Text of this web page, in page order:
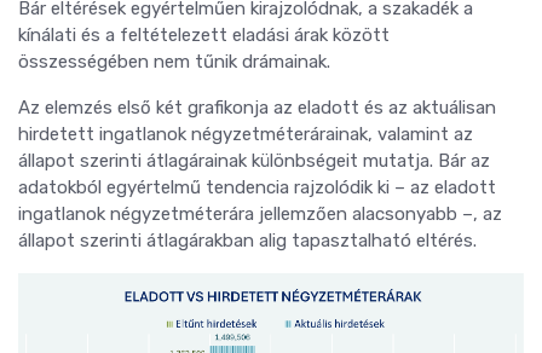
Bár eltérések egyértelműen kirajzolódnak, a szakadék a
kínálati és a feltételezett eladási árak között
összességében nem tűnik drámainak.
Az elemzés első két grafikonja az eladott és az aktuálisan
hirdetett ingatlanok négyzetméterárainak, valamint az
állapot szerinti átlagárainak különbségeit mutatja. Bár az
adatokból egyértelmű tendencia rajzolódik ki – az eladott
ingatlanok négyzetméterára jellemzően alacsonyabb –, az
állapot szerinti átlagárakban alig tapasztalható eltérés.